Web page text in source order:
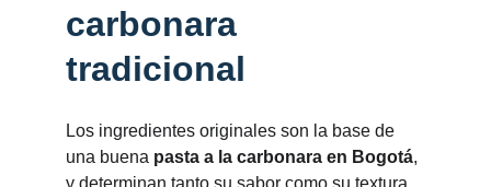
carbonara
tradicional
Los ingredientes originales son la base de
una buena pasta a la carbonara en Bogotá,
y determinan tanto su sabor como su textura.